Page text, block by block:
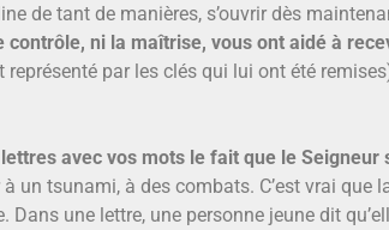
de tant de manières, s’ouvrir dès
contrôle, ni la maîtrise, vous ont aidé à
par les clés qui lui ont été
avec vos mots le fait que le Seigneur
un tsunami, à des combats. C’est vrai que
Dans une lettre, une personne jeune dit